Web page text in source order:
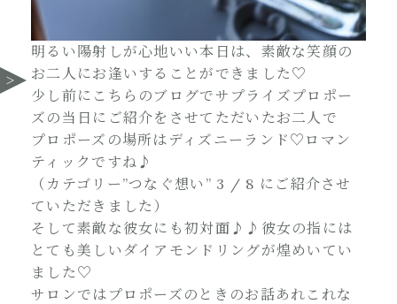
明るい陽射しが心地いい本日は、素敵な笑顔の
お二人にお逢いすることができました♡
少し前にこちらのブログでサプライズプロポー
ズの当日にご紹介をさせてただいたお二人で
プロポーズの場所はディズニーランド♡ロマン
ティックですね♪
（カテゴリー”つなぐ想い” 3 / 8 にご紹介させ
ていただきました）
そして素敵な彼女にも初対面♪♪彼女の指には
とても美しいダイアモンドリングが煌めいてい
ました♡
サロンではプロポーズのときのお話あれこれな